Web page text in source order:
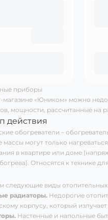
приборы
магазине «Юником» можно
мощности, рассчитанные на
действия
обогреватели –
могут только
в квартире или доме
Относятся к технике
следующие виды
радиаторы. Недорогие
корпусу, который
Настенные и напольные